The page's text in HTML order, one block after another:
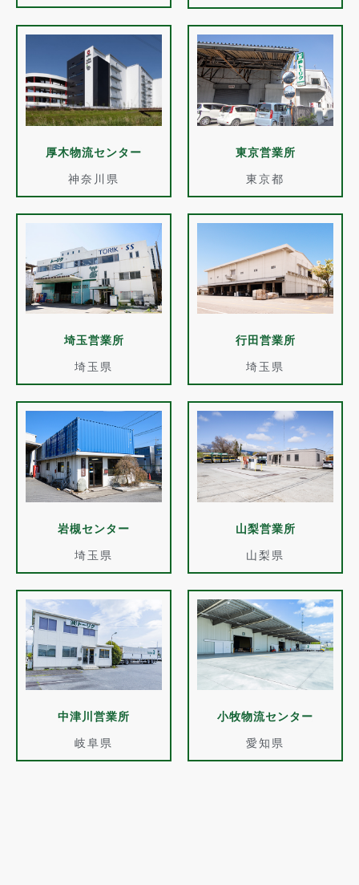
厚木物流センター
神奈川県
東京営業所
東京都
埼玉営業所
埼玉県
行田営業所
埼玉県
岩槻センター
埼玉県
山梨営業所
山梨県
中津川営業所
岐阜県
小牧物流センター
愛知県